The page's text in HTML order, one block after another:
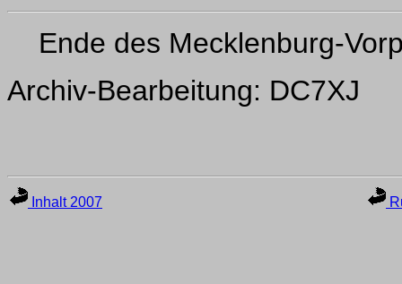
Ende des Mecklenburg-
Archiv-Bearbeitung: DC7XJ
Inhalt 2007